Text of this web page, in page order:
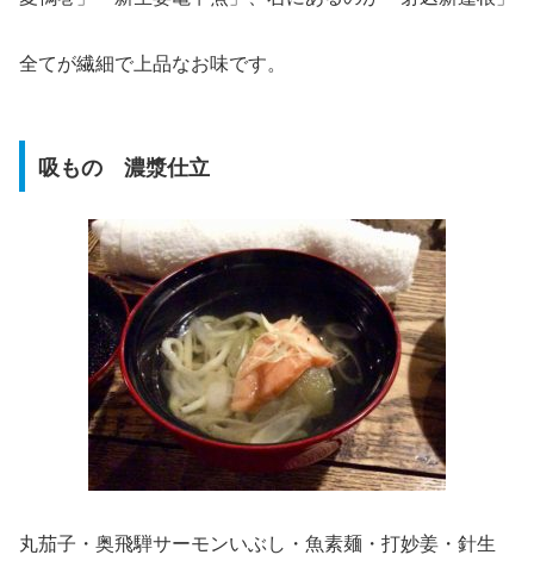
全てが繊細で上品なお味です。
吸もの 濃漿仕立
丸茄子・奥飛騨サーモンいぶし・魚素麺・打妙姜・針生